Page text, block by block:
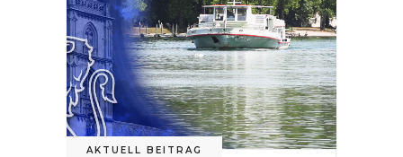
AKTUELL BEITRAG